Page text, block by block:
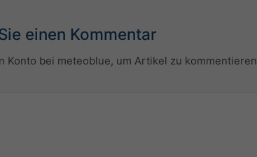
einen Kommentar
Konto bei meteoblue, um Artikel zu kommentieren